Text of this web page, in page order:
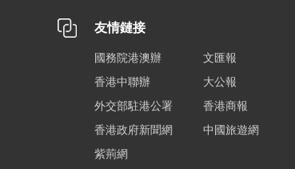
友情鏈接
國務院港澳辦
文匯報
香港中聯辦
大公報
外交部駐港公署
香港商報
香港政府新聞網
中國旅遊網
紫荊網